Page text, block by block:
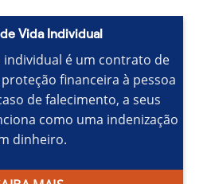
Vida Individual
individual é um contrato de
financeira à pessoa
de falecimento, a seus
como uma indenização
dinheiro.